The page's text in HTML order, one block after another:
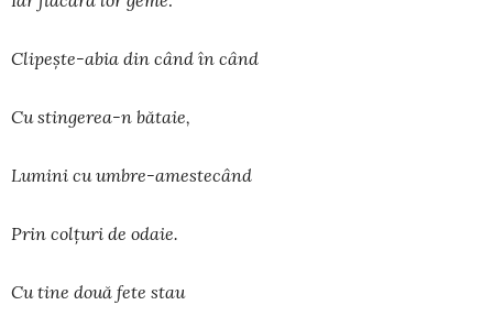
Clipeşte-abia din când în când
Cu stingerea-n bătaie,
Lumini cu umbre-amestecând
Prin colţuri de odaie.
Cu tine două fete stau